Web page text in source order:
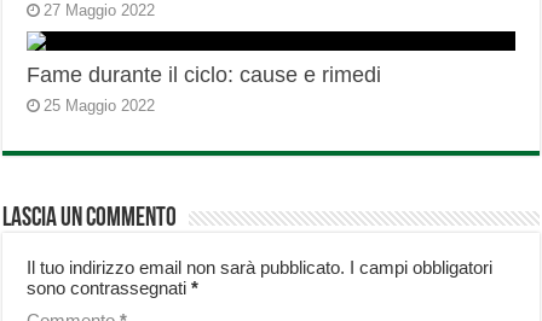
27 Maggio 2022
Fame durante il ciclo: cause e rimedi
25 Maggio 2022
Lascia un commento
Il tuo indirizzo email non sarà pubblicato. I campi obbligatori
sono contrassegnati*